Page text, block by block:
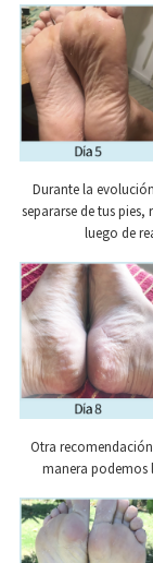
Durante la
separarse de tus
luego de
Otra
manera podemos